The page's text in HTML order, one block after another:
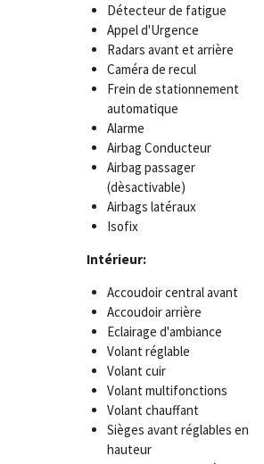
Détecteur de fatigue
Appel d'Urgence
Radars avant et arrière
Caméra de recul
Frein de stationnement
automatique
Alarme
Airbag Conducteur
Airbag passager
(dèsactivable)
Airbags latéraux
Isofix
Intérieur:
Accoudoir central avant
Accoudoir arrière
Eclairage d'ambiance
Volant réglable
Volant cuir
Volant multifonctions
Volant chauffant
Sièges avant réglables en
hauteur